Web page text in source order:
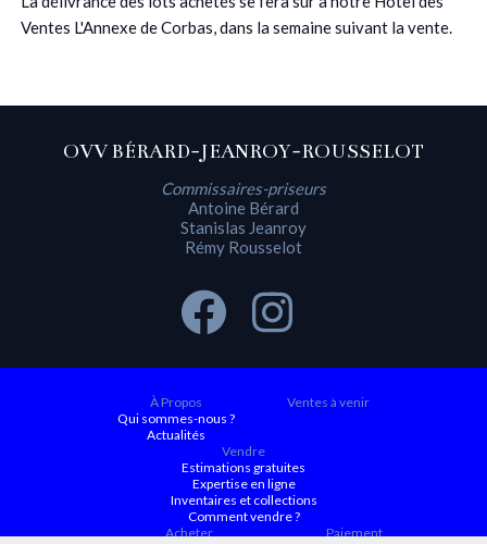
Ventes L'Annexe de Corbas, dans la semaine suivant la vente.
OVV BÉRARD-JEANROY-ROUSSELOT
Commissaires-priseurs
Antoine Bérard
Stanislas Jeanroy
Rémy Rousselot
À Propos
Qui sommes-nous ?
Actualités
Ventes à venir
Vendre
Estimations gratuites
Expertise en ligne
Inventaires et collections
Comment vendre ?
Acheter
Paiement